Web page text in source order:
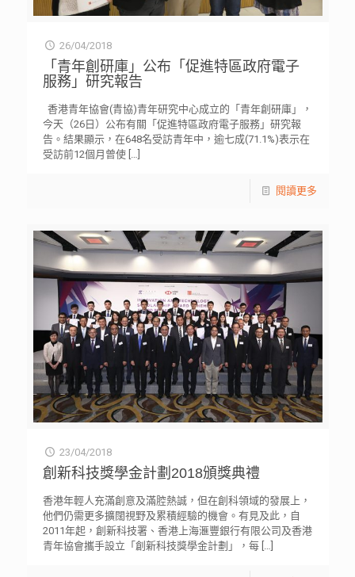
26/04/2018
「青年創研庫」公布「促進特區政府電子
服務」研究報告
香港青年協會(青協)青年研究中心成立的「青年創研庫」，
今天（26日）公布有關「促進特區政府電子服務」研究報
告。結果顯示，在648名受訪青年中，逾七成(71.1%)表示在
受訪前12個月曾使[…]
閱讀更多
23/04/2018
創新科技獎學金計劃2018頒獎典禮
香港年輕人充滿創意及滿腔熱誠，但在創科領域的發展上，
他們仍需更多擴闊視野及累積經驗的機會。有見及此，自
2011年起，創新科技署、香港上海滙豐銀行有限公司及香港
青年協會攜手設立「創新科技獎學金計劃」，每[…]